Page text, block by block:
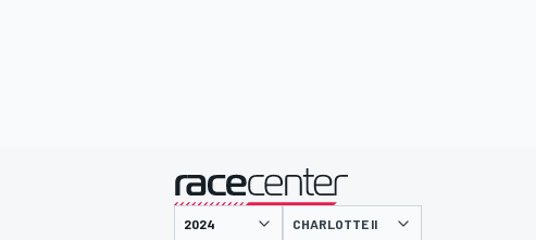
presentado por
CHARLOTTE II